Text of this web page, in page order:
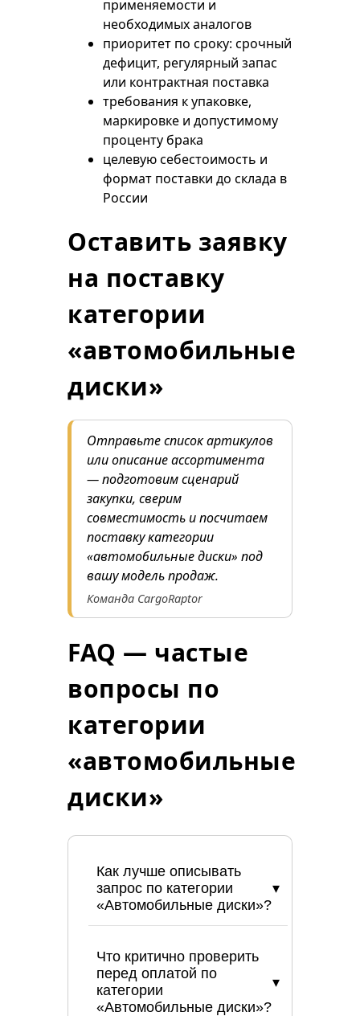
применяемости и
необходимых аналогов
приоритет по сроку: срочный
дефицит, регулярный запас
или контрактная поставка
требования к упаковке,
маркировке и допустимому
проценту брака
целевую себестоимость и
формат поставки до склада в
России
Оставить заявку
на поставку
категории
«автомобильные
диски»
Отправьте список артикулов
или описание ассортимента
— подготовим сценарий
закупки, сверим
совместимость и посчитаем
поставку категории
«автомобильные диски» под
вашу модель продаж.
Команда CargoRaptor
FAQ — частые
вопросы по
категории
«автомобильные
диски»
Как лучше описывать
запрос по категории
«Автомобильные диски»?
Что критично проверить
перед оплатой по
категории
«Автомобильные диски»?